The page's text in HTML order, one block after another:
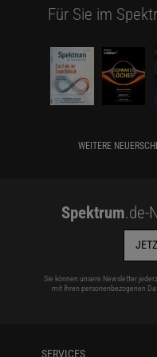
Für Sie im
WEITERE
Spektrum.de-
Sie können unsere Newsletter
mit Ihren personenbezogenen
SERVICES